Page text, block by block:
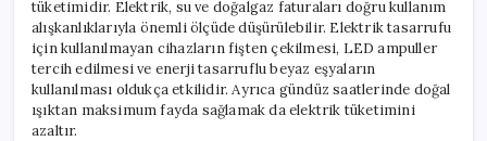
tüketimidir. Elektrik, su ve doğalgaz faturaları doğru kullanım
alışkanlıklarıyla önemli ölçüde düşürülebilir. Elektrik tasarrufu
için kullanılmayan cihazların fişten çekilmesi, LED ampuller
tercih edilmesi ve enerji tasarruflu beyaz eşyaların
kullanılması oldukça etkilidir. Ayrıca gündüz saatlerinde doğal
ışıktan maksimum fayda sağlamak da elektrik tüketimini
azaltır.